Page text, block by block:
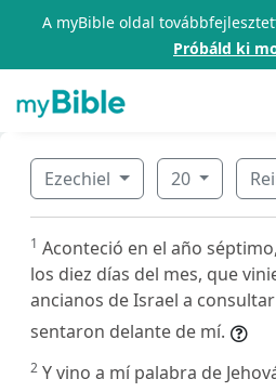
A myBible oldal
Próbáld ki
Ezechiel 20
1 Aconteció en el año
los diez días del mes, que
ancianos de Israel a consultar
sentaron delante de mí.
2 Y vino a mí palabra de